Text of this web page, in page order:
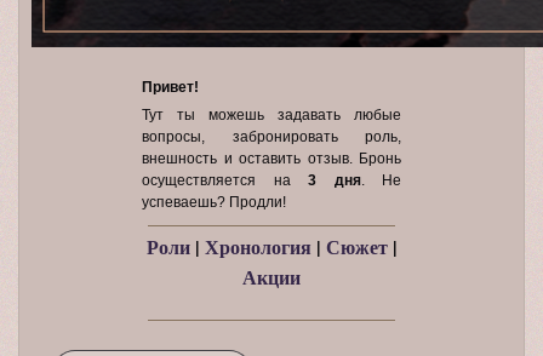
Привет!
Тут ты можешь задавать любые
вопросы, забронировать роль,
внешность и оставить отзыв. Бронь
осуществляется на3 дня. Не
успеваешь? Продли!
Роли| Хронология | Сюжет|
Акции